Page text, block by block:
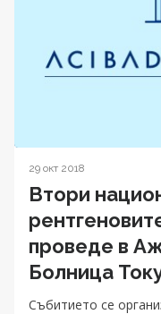
29 окт 2018
Втори
проведе в
Болница
Събитието се